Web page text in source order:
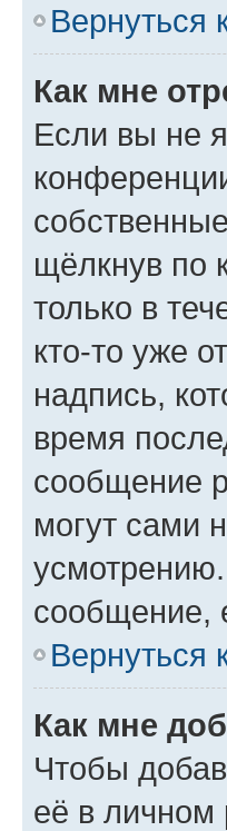
Вернуться
Как мне
Если вы не
щёлкнув по
только в
кто-то уже
надпись,
время
сообщение
могут сами
сообщение,
Вернуться
Как мне
Чтобы
её в личном